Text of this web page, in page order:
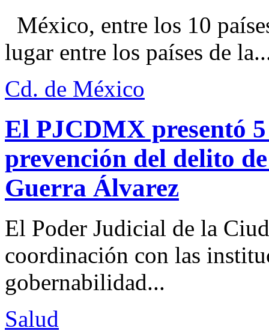
México, entre los 10
lugar entre los países de
Cd. de México
El PJCDMX presentó
prevención del delito
Guerra Álvarez
El Poder Judicial de la
coordinación con las
gobernabilidad...
Salud